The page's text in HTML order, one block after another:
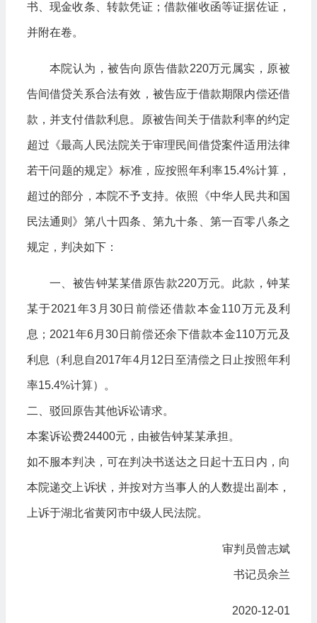
书、现金收条、转款凭证；借款催收函等证据佐证，
并附在卷。
本院认为，被告向原告借款220万元属实，原被
告间借贷关系合法有效，被告应于借款期限内偿还借
款，并支付借款利息。原被告间关于借款利率的约定
超过《最高人民法院关于审理民间借贷案件适用法律
若干问题的规定》标准，应按照年利率15.4%计算，
超过的部分，本院不予支持。依照《中华人民共和国
民法通则》第八十四条、第九十条、第一百零八条之
规定，判决如下：
一、被告钟某某借原告款220万元。此款，钟某
某于2021年3月30日前偿还借款本金110万元及利
息；2021年6月30日前偿还余下借款本金110万元及
利息（利息自2017年4月12日至清偿之日止按照年利
率15.4%计算）。
二、驳回原告其他诉讼请求。
本案诉讼费24400元，由被告钟某某承担。
如不服本判决，可在判决书送达之日起十五日内，向
本院递交上诉状，并按对方当事人的人数提出副本，
上诉于湖北省黄冈市中级人民法院。
审判员曾志斌
书记员余兰
2020-12-01